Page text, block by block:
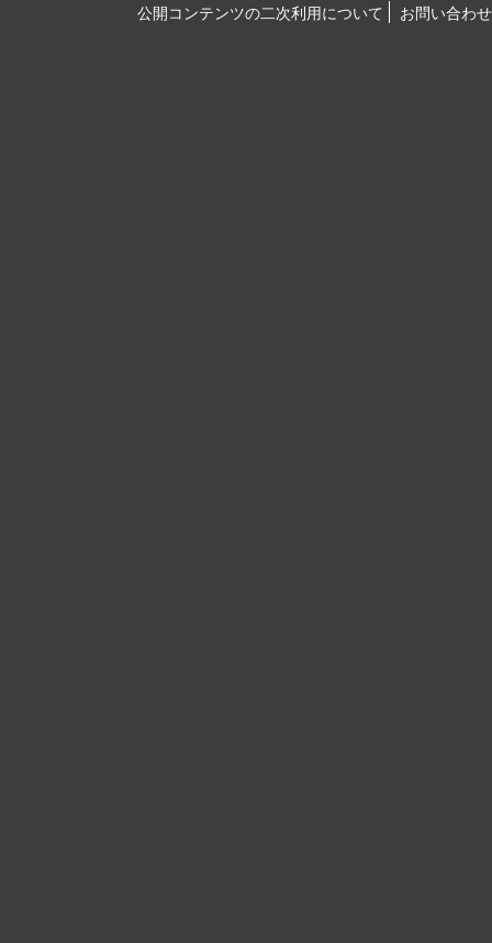
公開コンテンツの二次利用について
お問い合わせ